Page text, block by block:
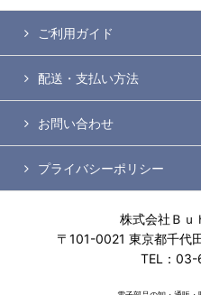
ご利用ガイド
配送・支払い方法
お問い合わせ
プライバシーポリシー
株式会社Ｂｕ
〒101-0021 東京都千代
TEL：